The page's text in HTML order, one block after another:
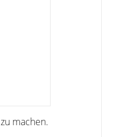
machen.